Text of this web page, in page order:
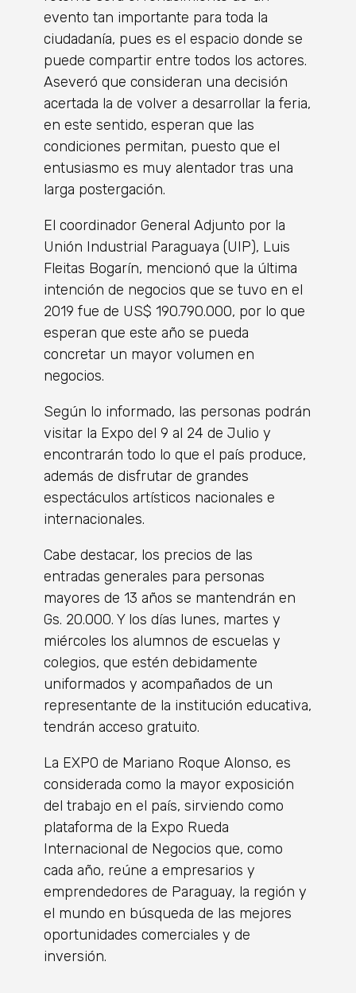
evento tan importante para toda la
ciudadanía, pues es el espacio donde se
puede compartir entre todos los actores.
Aseveró que consideran una decisión
acertada la de volver a desarrollar la feria,
en este sentido, esperan que las
condiciones permitan, puesto que el
entusiasmo es muy alentador tras una
larga postergación.
El coordinador General Adjunto por la
Unión Industrial Paraguaya (UIP), Luis
Fleitas Bogarín, mencionó que la última
intención de negocios que se tuvo en el
2019 fue de US$ 190.790.000, por lo que
esperan que este año se pueda
concretar un mayor volumen en
negocios.
Según lo informado, las personas podrán
visitar la Expo del 9 al 24 de Julio y
encontrarán todo lo que el país produce,
además de disfrutar de grandes
espectáculos artísticos nacionales e
internacionales.
Cabe destacar, los precios de las
entradas generales para personas
mayores de 13 años se mantendrán en
Gs. 20.000. Y los días lunes, martes y
miércoles los alumnos de escuelas y
colegios, que estén debidamente
uniformados y acompañados de un
representante de la institución educativa,
tendrán acceso gratuito.
La EXPO de Mariano Roque Alonso, es
considerada como la mayor exposición
del trabajo en el país, sirviendo como
plataforma de la Expo Rueda
Internacional de Negocios que, como
cada año, reúne a empresarios y
emprendedores de Paraguay, la región y
el mundo en búsqueda de las mejores
oportunidades comerciales y de
inversión.